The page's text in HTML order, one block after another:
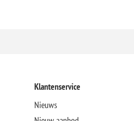
Klantenservice
Nieuws